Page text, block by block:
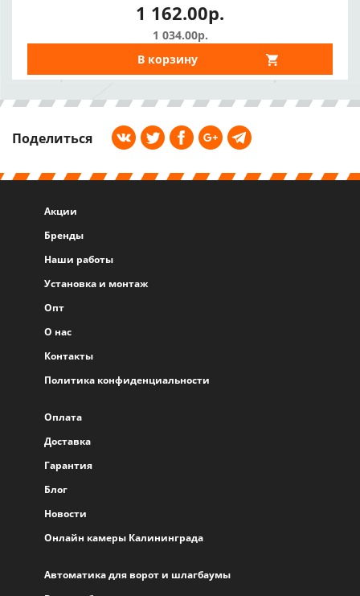
1 162.00р.
1 034.00р.
В корзину
Поделиться
Акции
Бренды
Наши работы
Установка и монтаж
Опт
О нас
Контакты
Политика конфиденциальности
Оплата
Доставка
Гарантия
Блог
Новости
Онлайн камеры Калининграда
Автоматика для ворот и шлагбаумы